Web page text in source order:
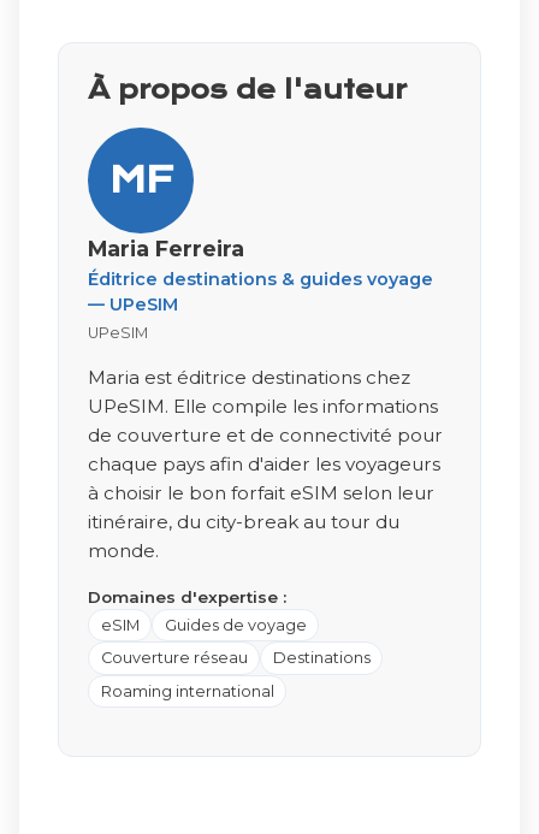
À propos de l'auteur
MF
Maria Ferreira
Éditrice destinations & guides voyage
— UPeSIM
UPeSIM
Maria est éditrice destinations chez
UPeSIM. Elle compile les informations
de couverture et de connectivité pour
chaque pays afin d'aider les voyageurs
à choisir le bon forfait eSIM selon leur
itinéraire, du city-break au tour du
monde.
Domaines d'expertise :
eSIM
Guides de voyage
Couverture réseau
Destinations
Roaming international